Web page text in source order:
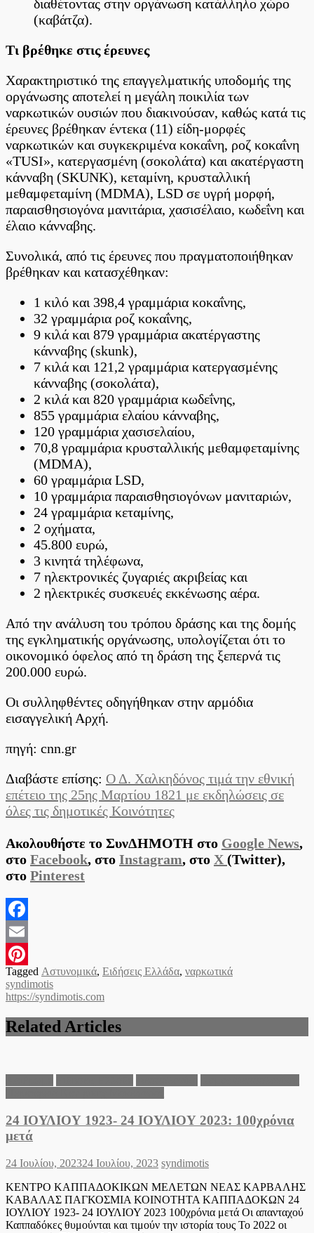
διαθέτοντας στην οργάνωση κατάλληλο χώρο
(καβάτζα).
Τι βρέθηκε στις έρευνες
Χαρακτηριστικό της επαγγελματικής υποδομής της
οργάνωσης αποτελεί η μεγάλη ποικιλία των
ναρκωτικών ουσιών που διακινούσαν, καθώς κατά τις
έρευνες βρέθηκαν έντεκα (11) είδη-μορφές
ναρκωτικών και συγκεκριμένα κοκαΐνη, ροζ κοκαΐνη
«TUSI», κατεργασμένη (σοκολάτα) και ακατέργαστη
κάνναβη (SKUNK), κεταμίνη, κρυσταλλική
μεθαμφεταμίνη (MDMA), LSD σε υγρή μορφή,
παραισθησιογόνα μανιτάρια, χασισέλαιο, κωδεΐνη και
έλαιο κάνναβης.
Συνολικά, από τις έρευνες που πραγματοποιήθηκαν
βρέθηκαν και κατασχέθηκαν:
1 κιλό και 398,4 γραμμάρια κοκαΐνης,
32 γραμμάρια ροζ κοκαΐνης,
9 κιλά και 879 γραμμάρια ακατέργαστης
κάνναβης (skunk),
7 κιλά και 121,2 γραμμάρια κατεργασμένης
κάνναβης (σοκολάτα),
2 κιλά και 820 γραμμάρια κωδεΐνης,
855 γραμμάρια ελαίου κάνναβης,
120 γραμμάρια χασισελαίου,
70,8 γραμμάρια κρυσταλλικής μεθαμφεταμίνης
(MDMA),
60 γραμμάρια LSD,
10 γραμμάρια παραισθησιογόνων μανιταριών,
24 γραμμάρια κεταμίνης,
2 οχήματα,
45.800 ευρώ,
3 κινητά τηλέφωνα,
7 ηλεκτρονικές ζυγαριές ακριβείας και
2 ηλεκτρικές συσκευές εκκένωσης αέρα.
Από την ανάλυση του τρόπου δράσης και της δομής
της εγκληματικής οργάνωσης, υπολογίζεται ότι το
οικονομικό όφελος από τη δράση της ξεπερνά τις
200.000 ευρώ.
Οι συλληφθέντες οδηγήθηκαν στην αρμόδια
εισαγγελική Αρχή.
πηγή: cnn.gr
Διαβάστε επίσης: Ο Δ. Χαλκηδόνος τιμά την εθνική
επέτειο της 25ης Μαρτίου 1821 με εκδηλώσεις σε
όλες τις δημοτικές Κοινότητες
Ακολουθήστε το ΣυνΔΗΜΟΤΗ στο Google News,
στο Facebook, στο Instagram, στο X (Twitter),
στο Pinterest
Facebook
Email
Pinterest
Tagged Αστυνομικά, Ειδήσεις Ελλάδα, ναρκωτικά
syndimotis
https://syndimotis.com
Related Articles
24 ΙΟΥΛΙΟΥ 1923- 24 ΙΟΥΛΙΟΥ 2023: 100χρόνια
μετά
Posted
24 Ιουλίου, 202324 Ιουλίου, 2023 Author
syndimotis
ΚΕΝΤΡΟ ΚΑΠΠΑΔΟΚΙΚΩΝ ΜΕΛΕΤΩΝ ΝΕΑΣ ΚΑΡΒΑΛΗΣ
ΚΑΒΑΛΑΣ ΠΑΓΚΟΣΜΙΑ ΚΟΙΝΟΤΗΤΑ ΚΑΠΠΑΔΟΚΩΝ 24
ΙΟΥΛΙΟΥ 1923- 24 ΙΟΥΛΙΟΥ 2023 100χρόνια μετά Οι απανταχού
Καππαδόκες θυμούνται και τιμούν την ιστορία τους Το 2022 οι